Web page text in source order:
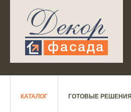
КАТАЛОГ ГОТОВЫЕ РЕШЕНИЯ